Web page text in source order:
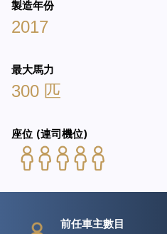
製造年份
2017
最大馬力
300 匹
座位 (連司機位)
前任車主數目